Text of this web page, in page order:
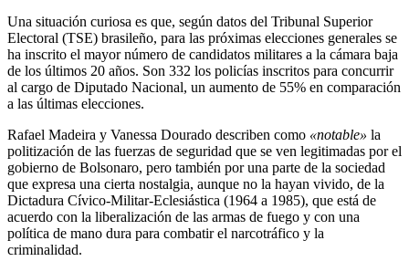
Una situación curiosa es que, según datos del Tribunal Superior
Electoral (TSE) brasileño, para las próximas elecciones generales se
ha inscrito el mayor número de candidatos militares a la cámara baja
de los últimos 20 años. Son 332 los policías inscritos para concurrir
al cargo de Diputado Nacional, un aumento de 55% en comparación
a las últimas elecciones.
Rafael Madeira y Vanessa Dourado describen como «notable» la
politización de las fuerzas de seguridad que se ven legitimadas por el
gobierno de Bolsonaro, pero también por una parte de la sociedad
que expresa una cierta nostalgia, aunque no la hayan vivido, de la
Dictadura Cívico-Militar-Eclesiástica (1964 a 1985), que está de
acuerdo con la liberalización de las armas de fuego y con una
política de mano dura para combatir el narcotráfico y la
criminalidad.